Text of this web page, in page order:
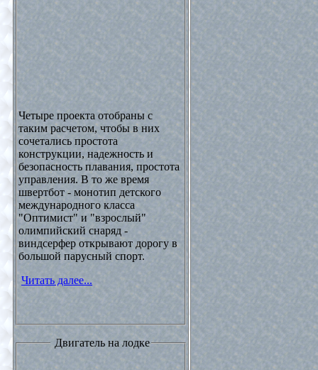
Четыре проекта отобраны с
таким расчетом, чтобы в них
сочетались простота
конструкции, надежность и
безопасность плавания, простота
управления. В то же время
швертбот - монотип детского
международного класса
"Оптимист" и "взрослый"
олимпийский снаряд -
виндсерфер открывают дорогу в
большой парусный спорт.
Читать далее...
Двигатель на лодке